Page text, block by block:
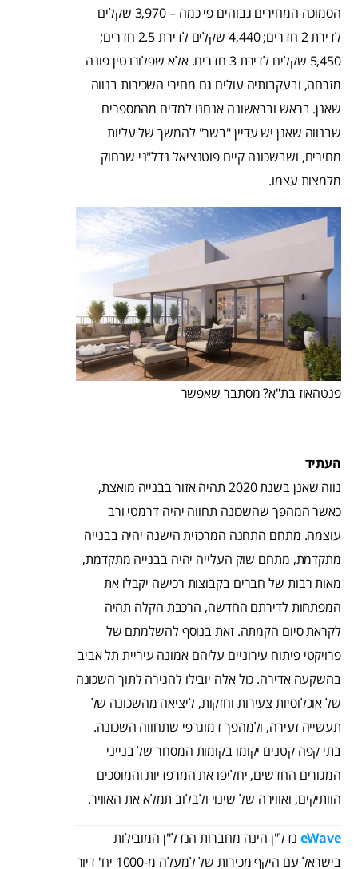
הסמוכה המחירים גבוהים פי כמה – 3,970 שקלים
לדירת 2 חדרים; 4,440 שקלים לדירת 2.5 חדרים;
5,450 שקלים לדירת 3 חדרים. אלא שפלורנטין פונה
מזרחה, ובעקבותיה עולים גם מחירי השכירות בנווה
שאנן. בראש ובראשונה אנחנו למדים מהמספרים
שבנווה שאנן יש עדיין "בשר" להמשך של עליות
מחירים, ושבשכונה קיים פוטנציאל נדל"ני שרחוק
מלמצות עצמו.
פנטהאוז בת"א? מסתבר שאפשר
העתיד
נווה שאנן בשנת 2020 תהיה אזור בבנייה מואצת,
כאשר המהפך שהשכונה תחווה יהיה דרמטי ורב
עוצמה. מתחם התחנה המרכזית הישנה יהיה בבנייה
מתקדמת, מתחם שוק העלייה יהיה בבנייה מתקדמת,
מאות רבות של חברים בקבוצות רכישה יקבלו את
המפתחות לדירתם החדשה, הרכבת הקלה תהיה
לקראת סיום הקמתה. זאת בנוסף להשלמתם של
פרויקטי פיתוח עירוניים עליהם אמונה עיריית תל אביב
בהשקעה אדירה. כול אלה יובילו להגירה לתוך השכונה
של אוכלוסיות צעירות וחזקות, ליציאה מהשכונה של
תעשייה זעירה, ולמהפך דמוגרפי שתחווה השכונה.
בתי קפה קטנים יקומו בקומות המסחר של בנייני
המגורים החדשים, יחליפו את המרפדיות והמוסכים
הוותיקים, ואווירה של שינוי ולבלוב תמלא את האוויר.
eWave נדל"ן הינה מחברות הנדל"ן המובילות
בישראל עם היקף מכירות של למעלה מ-1000 יח' דיור